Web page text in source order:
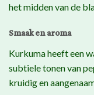
het midden van de
Smaak en aroma
Kurkuma heeft een
subtiele tonen van
kruidig en